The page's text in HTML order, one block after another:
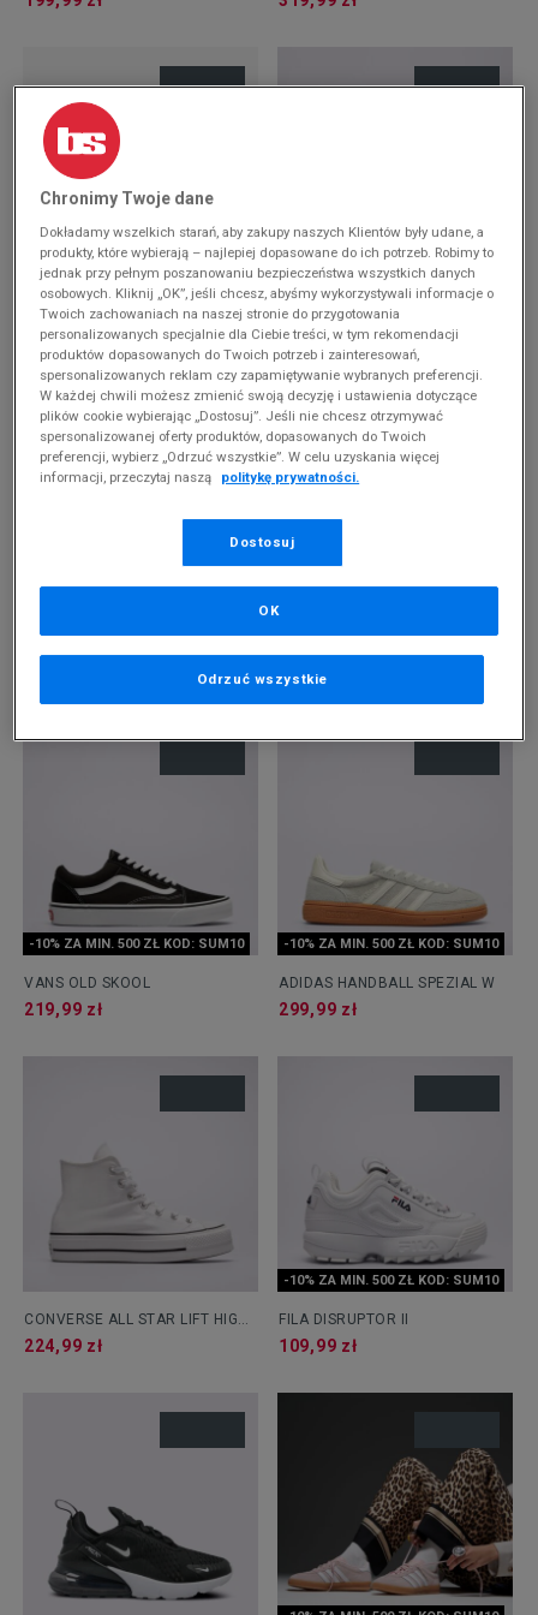
-10% ZA MIN. 500 ZŁ KOD: SUM10
NIKE DUNK LOW
299,99 zł
-10% ZA MIN. 500 ZŁ KOD: SUM10
ADIDAS CAMPUS 00S
399,99 zł
359,99 zł
-10% ZA MIN. 500 ZŁ KOD: SUM10
VANS OLD SKOOL
219,99 zł
-10% ZA MIN. 500 ZŁ KOD: SUM10
ADIDAS HANDBALL SPEZIAL W
299,99 zł
CONVERSE ALL STAR LIFT HIGH
PLATFORM
224,99 zł
-10% ZA MIN. 500 ZŁ KOD: SUM10
FILA DISRUPTOR II
109,99 zł
Chronimy Twoje dane
Dokładamy wszelkich starań, aby zakupy naszych Klientów były udane, a
produkty, które wybierają – najlepiej dopasowane do ich potrzeb. Robimy to
jednak przy pełnym poszanowaniu bezpieczeństwa wszystkich danych
osobowych. Kliknij „OK”, jeśli chcesz, abyśmy wykorzystywali informacje o
Twoich zachowaniach na naszej stronie do przygotowania
personalizowanych specjalnie dla Ciebie treści, w tym rekomendacji
produktów dopasowanych do Twoich potrzeb i zainteresowań,
spersonalizowanych reklam czy zapamiętywanie wybranych preferencji.
W każdej chwili możesz zmienić swoją decyzję i ustawienia dotyczące
plików cookie wybierając „Dostosuj”. Jeśli nie chcesz otrzymywać
spersonalizowanej oferty produktów, dopasowanych do Twoich
preferencji, wybierz „Odrzuć wszystkie”. W celu uzyskania więcej
informacji, przeczytaj naszą
politykę prywatności.
Dostosuj
Odrzuć wszystkie
OK